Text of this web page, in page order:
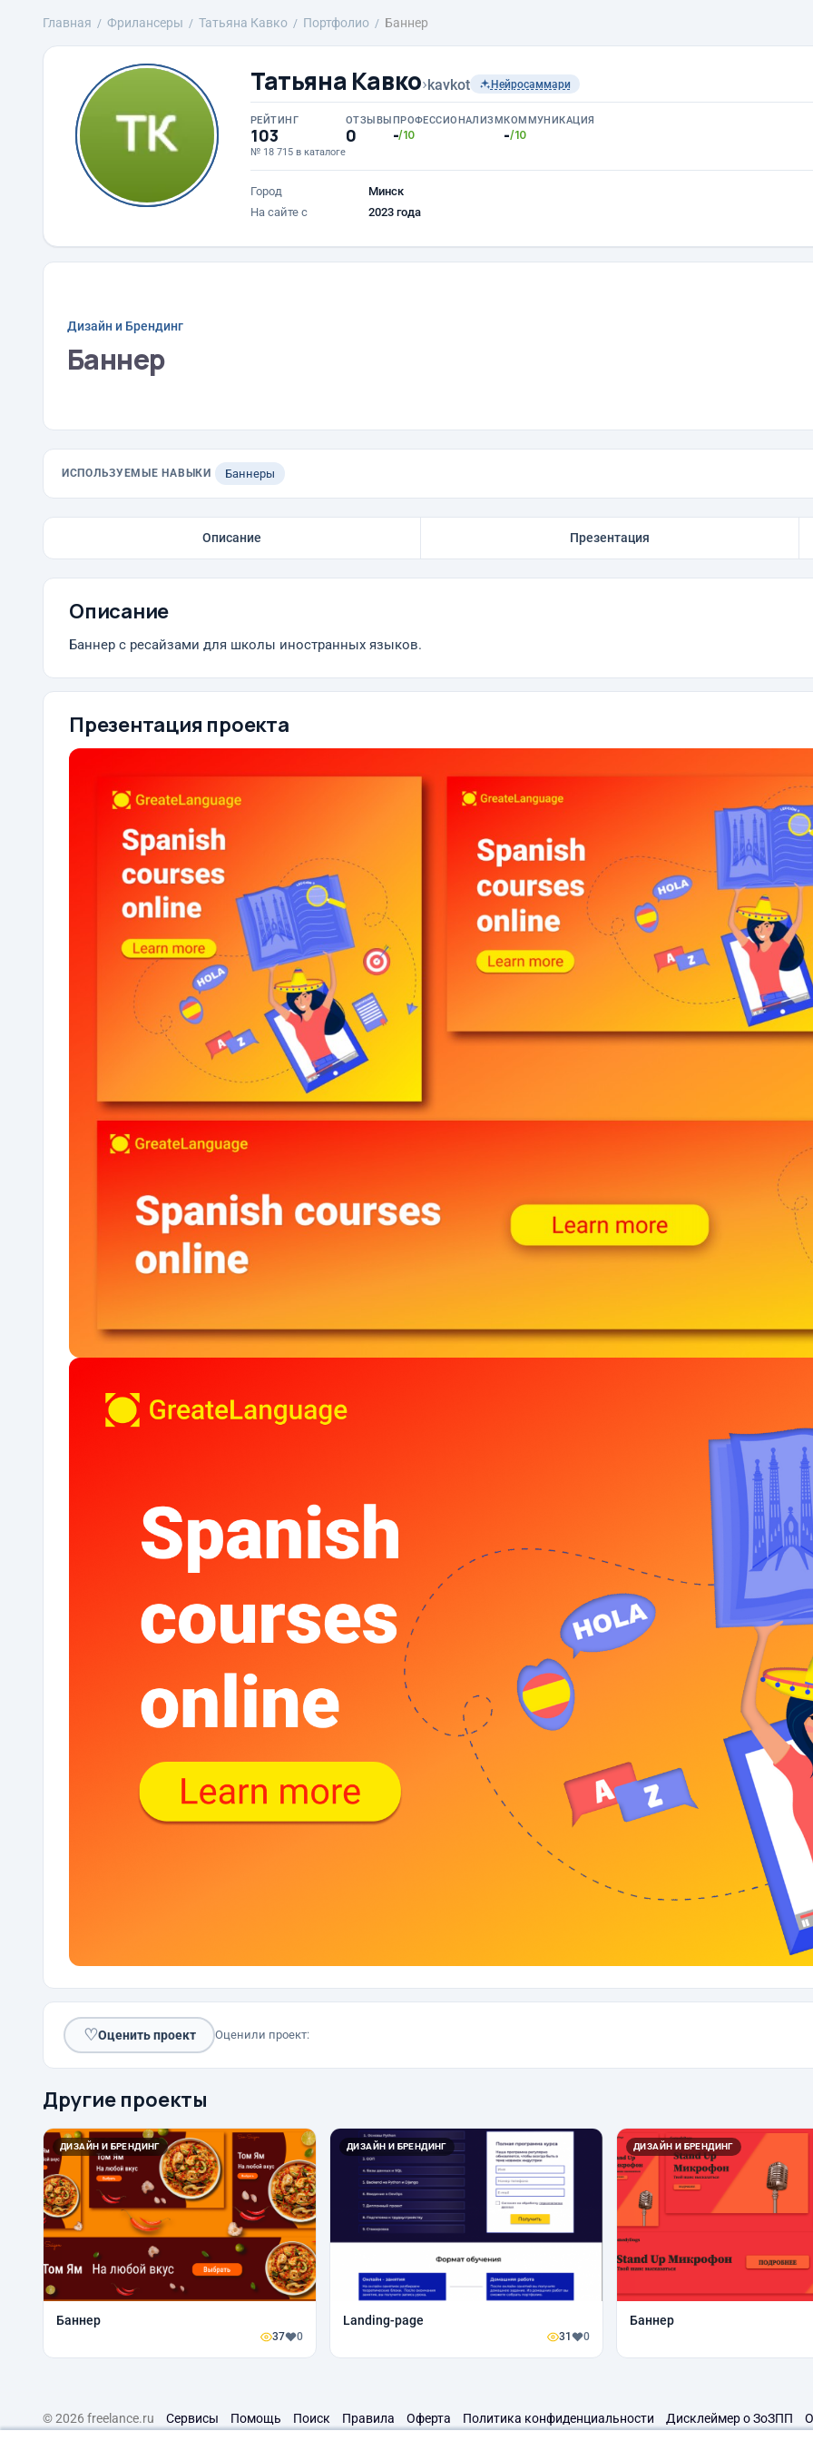
Главная Фрилансеры Татьяна Кавко Портфолио Баннер
Татьяна Кавко›kavkot Нейросаммари
РЕЙТИНГ
103
№ 18 715 в каталоге
ОТЗЫВЫ
0
ПРОФЕССИОНАЛИЗМ
-/10
КОММУНИКАЦИЯ
-/10
Город
Минск
На сайте с
2023 года
Дизайн и Брендинг
Баннер
ИСПОЛЬЗУЕМЫЕ НАВЫКИ Баннеры
Описание Презентация
Описание
Баннер с ресайзами для школы иностранных языков.
Презентация проекта
♡Оценить проект Оценили проект:
Другие проекты
ДИЗАЙН И БРЕНДИНГ
Баннер
37 0
ДИЗАЙН И БРЕНДИНГ
Landing-page
31 0
ДИЗАЙН И БРЕНДИНГ
Баннер
© 2026 freelance.ru Сервисы Помощь Поиск Правила Оферта Политика конфиденциальности Дисклеймер о ЗоЗПП